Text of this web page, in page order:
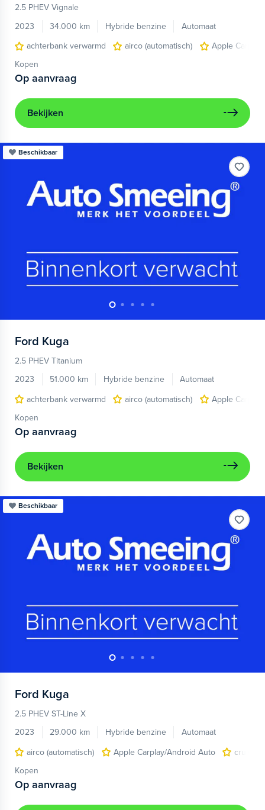
2.5 PHEV Vignale
2023
34.000 km Hybride benzine
Automaat
achterbank verwarmd
airco (automatisch)
Apple
Kopen
Op aanvraag
Bekijken
Beschikbaar
Ford Kuga
2.5 PHEV Titanium
2023
51.000 km Hybride benzine
Automaat
achterbank verwarmd
airco (automatisch)
Apple
Kopen
Op aanvraag
Bekijken
Beschikbaar
Ford Kuga
2.5 PHEV ST-Line X
2023
29.000 km Hybride benzine
Automaat
airco (automatisch)
Apple Carplay/Android Auto
cruise
Kopen
Op aanvraag